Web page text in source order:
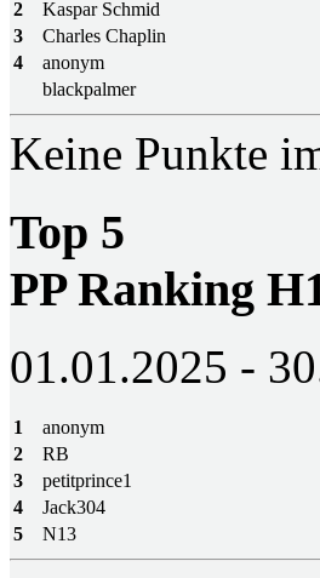
2
Kaspar Schmid
3
Charles Chaplin
4
anonym
blackpalmer
Keine Punkte
Top 5
PP Ranking
01.01.2025 -
1
anonym
2
RB
3
petitprince1
4
Jack304
5
N13